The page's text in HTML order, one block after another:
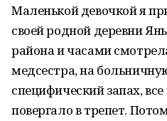
Маленькой девочкой я
своей родной деревни
района и часами
медсестра, на
специфический запах,
повергало в трепет.